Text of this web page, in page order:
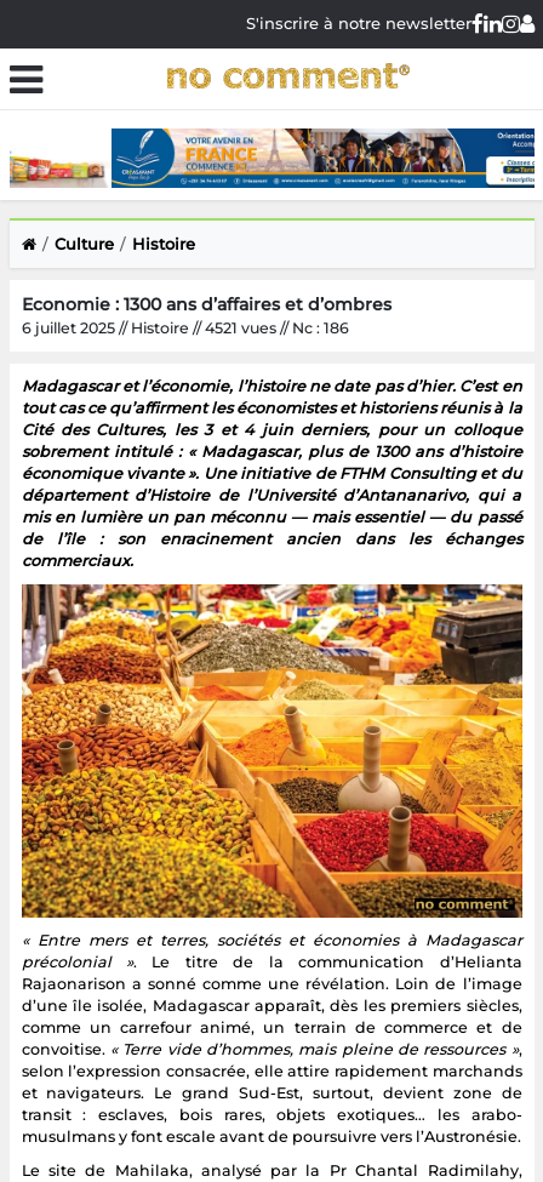
S'inscrire à notre newsletter
Culture Histoire
Economie : 1300 ans d’affaires et d’ombres
6 juillet 2025 // Histoire // 4521 vues // Nc : 186
Madagascar et l’économie, l’histoire ne date pas d’hier. C’est en
tout cas ce qu’affirment les économistes et historiens réunis à la
Cité des Cultures, les 3 et 4 juin derniers, pour un colloque
sobrement intitulé : « Madagascar, plus de 1300 ans d’histoire
économique vivante ». Une initiative de FTHM Consulting et du
département d’Histoire de l’Université d’Antananarivo, qui a
mis en lumière un pan méconnu — mais essentiel — du passé
de l’île : son enracinement ancien dans les échanges
commerciaux.
« Entre mers et terres, sociétés et économies à Madagascar
précolonial ». Le titre de la communication d’Helianta
Rajaonarison a sonné comme une révélation. Loin de l’image
d’une île isolée, Madagascar apparaît, dès les premiers siècles,
comme un carrefour animé, un terrain de commerce et de
convoitise. « Terre vide d’hommes, mais pleine de ressources »,
selon l’expression consacrée, elle attire rapidement marchands
et navigateurs. Le grand Sud-Est, surtout, devient zone de
transit : esclaves, bois rares, objets exotiques… les arabo-
musulmans y font escale avant de poursuivre vers l’Austronésie.
Le site de Mahilaka, analysé par la Pr Chantal Radimilahy,